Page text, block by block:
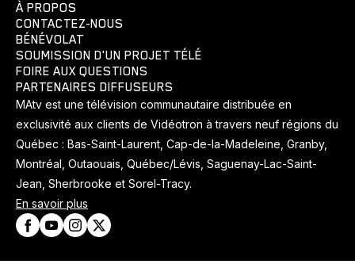
À PROPOS
CONTACTEZ-NOUS
BÉNÉVOLAT
SOUMISSION D'UN PROJET TÉLÉ
FOIRE AUX QUESTIONS
PARTENAIRES DIFFUSEURS
MAtv est une télévision communautaire distribuée en
exclusivité aux clients de Vidéotron à travers neuf régions du
Québec : Bas-Saint-Laurent, Cap-de-la-Madeleine, Granby,
Montréal, Outaouais, Québec/Lévis, Saguenay-Lac-Saint-
Jean, Sherbrooke et Sorel-Tracy.
En savoir plus